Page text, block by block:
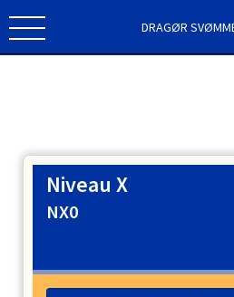
DRAGØR
Niveau X
NX0